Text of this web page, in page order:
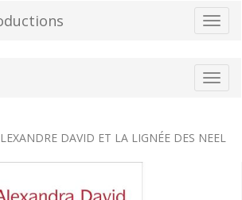
DAVID ET LA LIGNÉE DES NEEL